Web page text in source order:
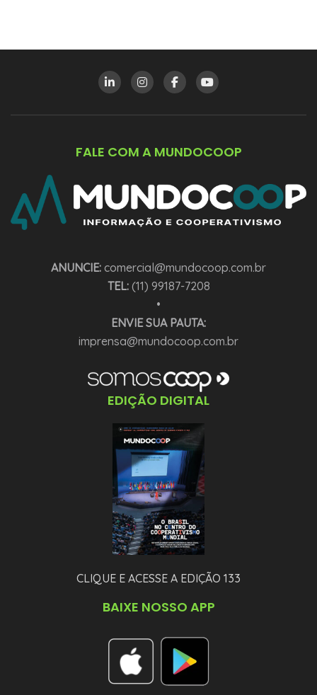
FALE COM A MUNDOCOOP
ANUNCIE: comercial@mundocoop.com.br
TEL:(11) 99187-7208
•
ENVIE SUA PAUTA:
imprensa@mundocoop.com.br
EDIÇÃO DIGITAL
CLIQUE E ACESSE A EDIÇÃO 133
BAIXE NOSSO APP